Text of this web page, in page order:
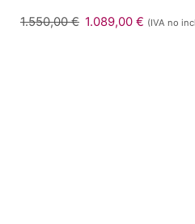
1.550,00€ 1.089,00 € (IVA no